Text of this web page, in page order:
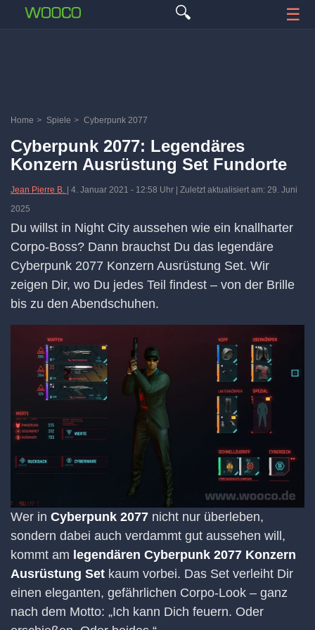
🔍 ☰
Home > Spiele > Cyberpunk 2077
Cyberpunk 2077: Legendäres
Konzern Ausrüstung Set Fundorte
Jean Pierre B. 4. Januar 2021 - 12:58 Uhr | Zuletzt aktualisiert am: 29. Juni
2025
Du willst in Night City aussehen wie ein knallharter
Corpo-Boss? Dann brauchst Du das legendäre
Cyberpunk 2077 Konzern Ausrüstung Set. Wir
zeigen Dir, wo Du jedes Teil findest – von der Brille
bis zu den Abendschuhen.
Wer in Cyberpunk 2077 nicht nur überleben,
sondern dabei auch verdammt gut aussehen will,
kommt am legendären Cyberpunk 2077 Konzern
Ausrüstung Set kaum vorbei. Das Set verleiht Dir
einen eleganten, gefährlichen Corpo-Look – ganz
nach dem Motto: „Ich kann Dich feuern. Oder